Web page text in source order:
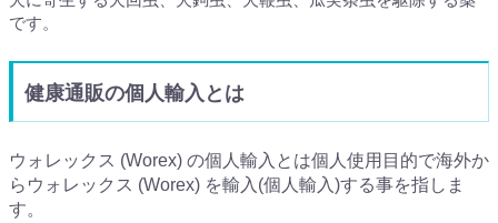
です。
健康通販の個人輸入とは
ウォレックス (Worex) の個人輸入とは個人使用目的で海外か
らウォレックス (Worex) を輸入(個人輸入)する事を指しま
す。